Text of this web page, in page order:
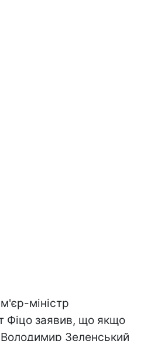
міністр
Фіцо заявив, що якщо
Володимир Зеленський